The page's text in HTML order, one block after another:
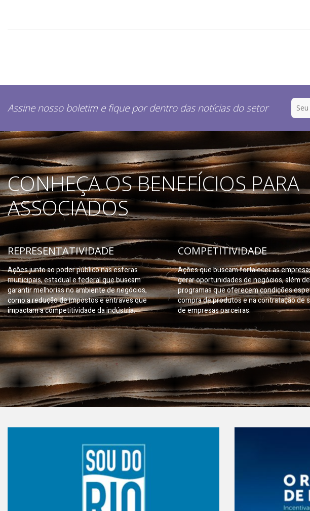
Assine nosso boletim e fique por dentro das notícias do setor
CONHEÇA OS BENEFÍCIOS PARA
ASSOCIADOS
REPRESENTATIVIDADE
Ações junto ao poder público nas esferas
municipais, estadual e federal que buscam
garantir melhorias no ambiente de negócios,
como a redução de impostos e entraves que
impactam a competitividade da indústria.
COMPETITIVIDADE
Ações que buscam fortalecer as
gerar oportunidades de negócios, além de
programas que oferecem condições
compra de produtos e na contratação de
de empresas parceiras.